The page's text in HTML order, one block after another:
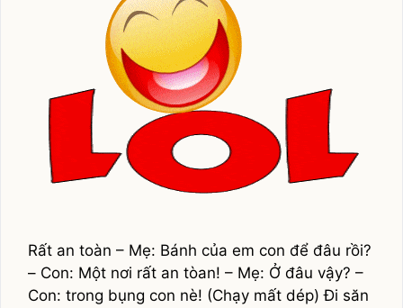
Rất an toàn – Mẹ: Bánh của em con để đâu rồi?
– Con: Một nơi rất an tòan! – Mẹ: Ở đâu vậy? –
Con: trong bụng con nè! (Chạy mất dép) Đi săn